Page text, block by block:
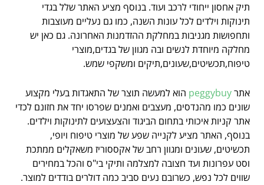
תיק אחסון ייחודי לרכב ועוד. בנוסף מציע האתר שלל בגדי
תינוקות וילדים לכל עונות השנה, כמו גם נעליים מעוצבות
ותחפושות מגניבות במחלקת ההזדמנות האחרונה. גם כאן יש
מחלקה מיוחדת לנשים ובה מגוון של בגדים,מוצרי
טיפוח,תכשיטים,שעונים,תיקים ומשקפי שמש.
אתרpeggybuy הוא למעשה תוצר של התאגדות בעלי מקצוע
שונים כמו מהנדסים, מעצבים ואמנים שפרסו יחד את חזונם לכדי
אתר קניות איכותי בתחום הביגוד והצעצועים לתינוקות וילדים.
בנוסף, האתר מציע לקנייה שפע של מוצרי טיפוח ויופי,
תכשיטים, שעונים ומגוון רחב של אקססוריז משאקלים ממתכת
וסט עפרונות ועד חצובה למצלמה ותיקי בי"ס והכל במחירים
שווים לכל נפש, כשרובם נעים סביב כמה דולרים בודדים למוצר.